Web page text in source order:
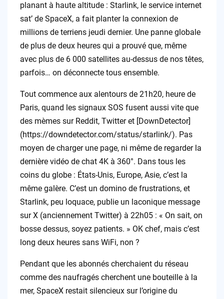
planant à haute altitude : Starlink, le service internet
sat’ de SpaceX, a fait planter la connexion de
millions de terriens jeudi dernier. Une panne globale
de plus de deux heures qui a prouvé que, même
avec plus de 6 000 satellites au-dessus de nos têtes,
parfois… on déconnecte tous ensemble.
Tout commence aux alentours de 21h20, heure de
Paris, quand les signaux SOS fusent aussi vite que
des mèmes sur Reddit, Twitter et [DownDetector]
(https://downdetector.com/status/starlink/). Pas
moyen de charger une page, ni même de regarder la
dernière vidéo de chat 4K à 360°. Dans tous les
coins du globe : États-Unis, Europe, Asie, c’est la
même galère. C’est un domino de frustrations, et
Starlink, peu loquace, publie un laconique message
sur X (anciennement Twitter) à 22h05 : « On sait, on
bosse dessus, soyez patients. » OK chef, mais c’est
long deux heures sans WiFi, non ?
Pendant que les abonnés cherchaient du réseau
comme des naufragés cherchent une bouteille à la
mer, SpaceX restait silencieux sur l’origine du